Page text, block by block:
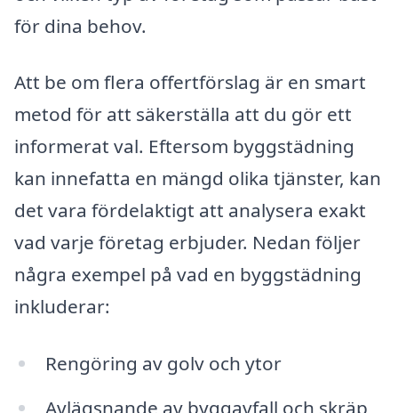
för dina behov.
Att be om flera offertförslag är en smart
metod för att säkerställa att du gör ett
informerat val. Eftersom byggstädning
kan innefatta en mängd olika tjänster, kan
det vara fördelaktigt att analysera exakt
vad varje företag erbjuder. Nedan följer
några exempel på vad en byggstädning
inkluderar:
Rengöring av golv och ytor
Avlägsnande av byggavfall och skräp